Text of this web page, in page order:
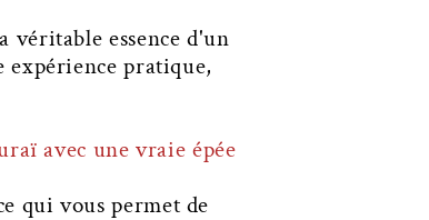
essence d'un
expérience pratique,
avec une vraie épée
qui vous permet de